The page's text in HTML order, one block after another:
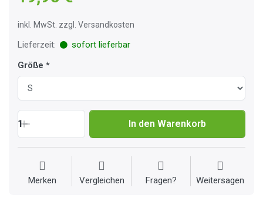
inkl. MwSt. zzgl. Versandkosten
Lieferzeit:
sofort lieferbar
Größe
1 In den Warenkorb
Merken Vergleichen Fragen? Weitersagen